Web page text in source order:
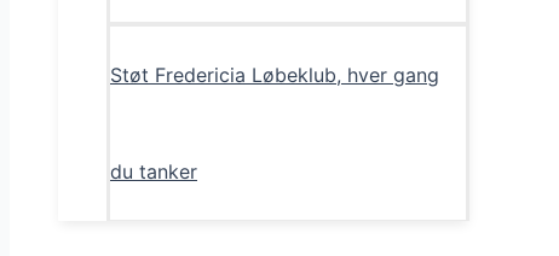
Støt Fredericia Løbeklub, hver gang
du tanker